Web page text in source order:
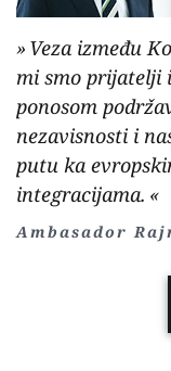
Veza između
mi smo prijatelji
ponosom
nezavisnosti i
putu ka
integracijama.
Ambasador